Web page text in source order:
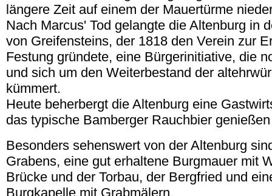
längere Zeit auf einem der Mauertürme
Nach Marcus' Tod gelangte die Altenburg in
von Greifensteins, der 1818 den Verein zur
Festung gründete, eine Bürgerinitiative, die
und sich um den Weiterbestand der
kümmert.
Heute beherbergt die Altenburg eine
das typische Bamberger Rauchbier
Besonders sehenswert von der Altenburg
Grabens, eine gut erhaltene Burgmauer mit
Brücke und der Torbau, der Bergfried und
Burgkapelle mit Grabmälern.